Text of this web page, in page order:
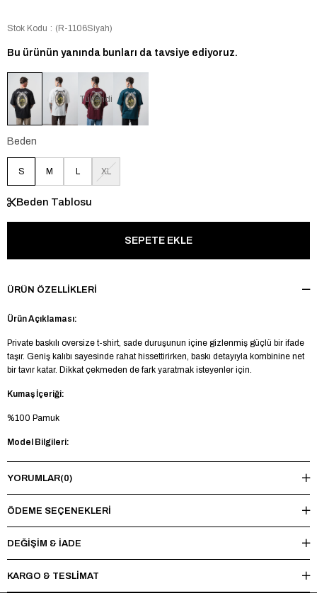
Stok Kodu (R-1106Siyah)
Bu ürünün yanında bunları da tavsiye ediyoruz.
Tükendi
Beden
S M L XL
Beden Tablosu
ÜRÜN ÖZELLIKLERI
Ürün Açıklaması:
Private baskılı oversize t-shirt, sade duruşunun içine gizlenmiş güçlü bir ifade
taşır. Geniş kalıbı sayesinde rahat hissettirirken, baskı detayıyla kombinine net
bir tavır katar. Dikkat çekmeden de fark yaratmak isteyenler için.
Kumaş İçeriği:
%100 Pamuk
Model Bilgileri:
Maksimum 30°C’de tersten yıkayınız, ağartıcı ve kurutucu kullanmayınız.
Ütüleme sırasında baskı ve nakışlı bölgelere doğrudan ısı uygulamaktan
kaçınınız.
YORUMLAR(0)
ÖDEME SEÇENEKLERI
DEĞİŞİM & İADE
KARGO & TESLİMAT